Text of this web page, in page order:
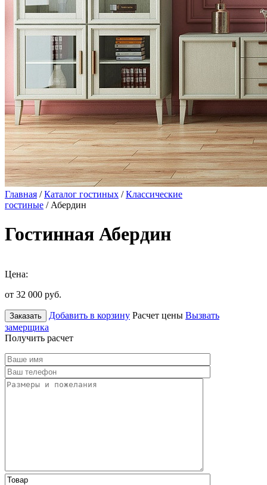
Главная /Каталог гостиных /Классические
гостиные / Абердин
Гостинная Абердин
Цена:
от 32 000 руб.
Заказать Добавить в корзину Расчет цены Вызвать
замерщика
Получить расчет